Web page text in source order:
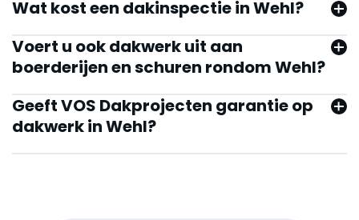
daklekkage
Wat kost een dakinspectie in Wehl?
Voert u ook dakwerk uit aan
boerderijen en schuren rondom Wehl?
Geeft VOS Dakprojecten garantie op
dakwerk in Wehl?